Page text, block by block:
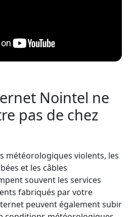
Nointel ne
pas de chez
météorologiques violents, les
et les câbles
souvent les services
fabriqués par votre
peuvent également subir